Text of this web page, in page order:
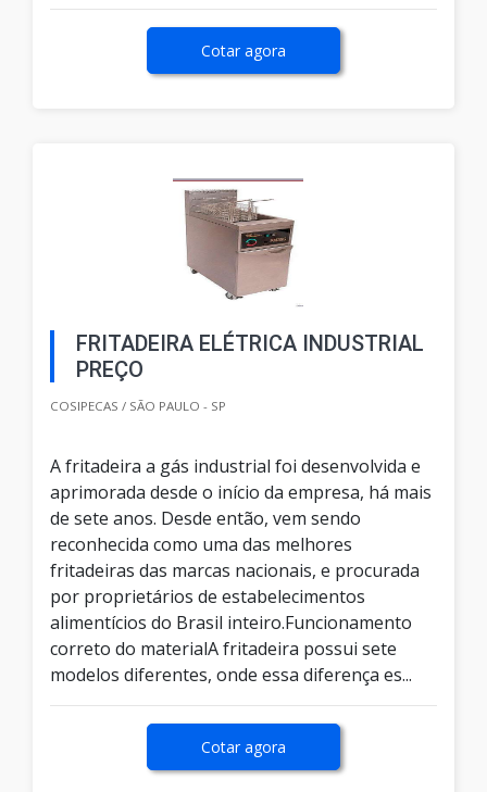
Cotar agora
FRITADEIRA ELÉTRICA INDUSTRIAL
PREÇO
COSIPECAS / SÃO PAULO - SP
A fritadeira a gás industrial foi desenvolvida e
aprimorada desde o início da empresa, há mais
de sete anos. Desde então, vem sendo
reconhecida como uma das melhores
fritadeiras das marcas nacionais, e procurada
por proprietários de estabelecimentos
alimentícios do Brasil inteiro.Funcionamento
correto do materialA fritadeira possui sete
modelos diferentes, onde essa diferença es...
Cotar agora